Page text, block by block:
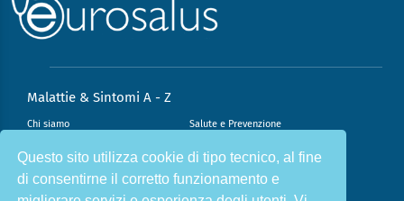
Questo sito utilizza cookie di tipo tecnico, al fine
di consentirne il corretto funzionamento e
Malattie & Sintomi A - Z
Chi siamo Salute e Prevenzione
Infiammazione e Allergia Direzione scientifica
Nutrizione e Stili di vita Sport e Benessere